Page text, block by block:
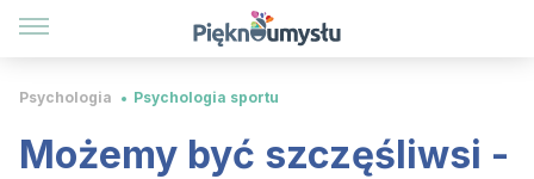
Psychologia Psychologia sportu
Możemy być szczęśliwsi -